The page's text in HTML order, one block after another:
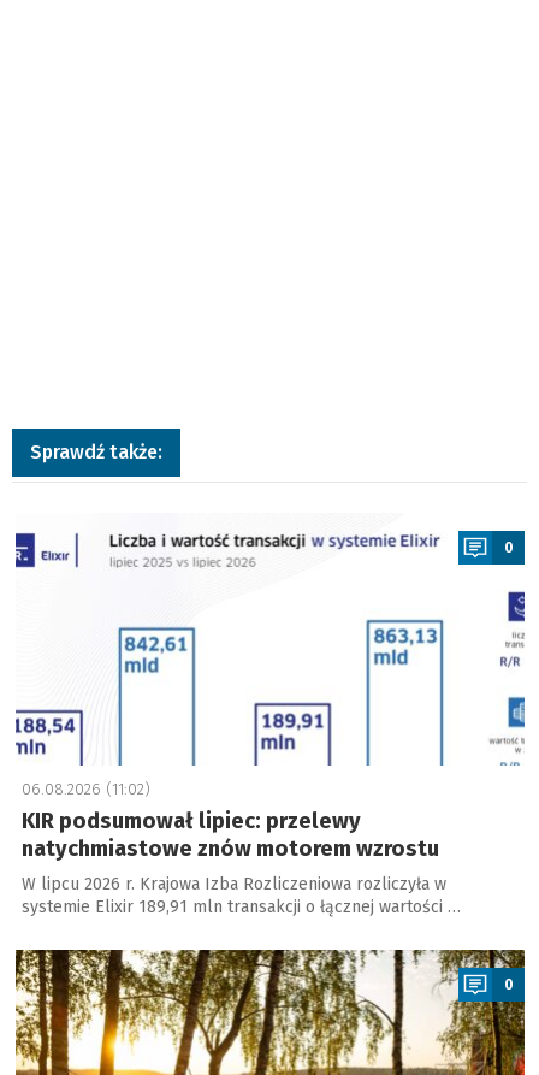
Sprawdź także:
0
06.08.2026 (11:02)
KIR podsumował lipiec: przelewy
natychmiastowe znów motorem wzrostu
W lipcu 2026 r. Krajowa Izba Rozliczeniowa rozliczyła w
systemie Elixir 189,91 mln transakcji o łącznej wartości …
a
0